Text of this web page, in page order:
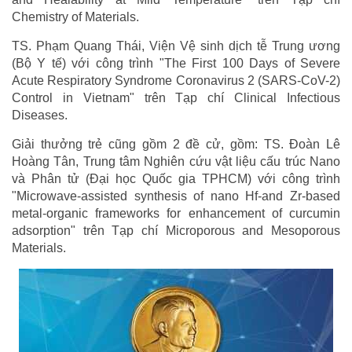
Chemistry of Materials.
TS. Phạm Quang Thái, Viện Vệ sinh dịch tễ Trung ương
(Bộ Y tế) với công trình "The First 100 Days of Severe
Acute Respiratory Syndrome Coronavirus 2 (SARS-CoV-2)
Control in Vietnam" trên Tạp chí Clinical Infectious
Diseases.
Giải thưởng trẻ cũng gồm 2 đề cử, gồm: TS. Đoàn Lê
Hoàng Tân, Trung tâm Nghiên cứu vật liệu cấu trúc Nano
và Phân tử (Đại học Quốc gia TPHCM) với công trình
"Microwave-assisted synthesis of nano Hf-and Zr-based
metal-organic frameworks for enhancement of curcumin
adsorption" trên Tạp chí Microporous and Mesoporous
Materials.